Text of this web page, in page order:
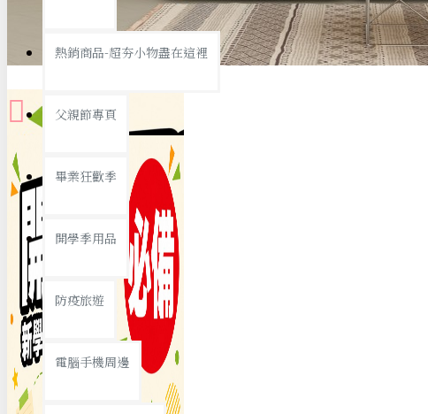
銅板精選
19元專區
39元專區
節慶熱賣
熱銷商品-超夯小物盡在這裡
父親節專頁
畢業狂歡季
開學季用品
防疫旅遊
電腦手機周邊